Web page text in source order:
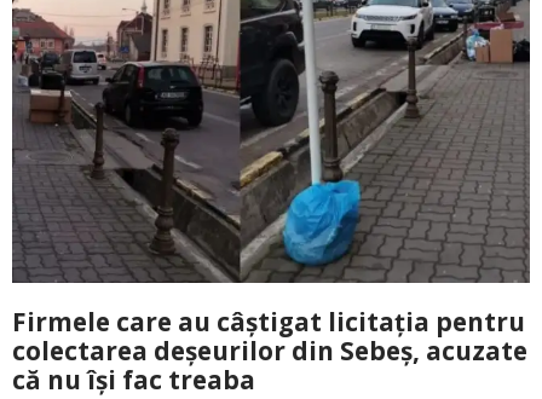
Firmele care au câștigat licitația pentru
colectarea deșeurilor din Sebeș, acuzate
că nu își fac treaba